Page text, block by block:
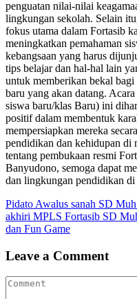
penguatan nilai-nilai
lingkungan sekolah. Selain
fokus utama dalam Fortasib
meningkatkan pemahaman
kebangsaan yang harus
tips belajar dan hal-hal lain
untuk memberikan bekal bagi
baru yang akan datang.
siswa baru/klas Baru) ini
positif dalam membentuk
mempersiapkan mereka
pendidikan dan kehidupan di
tentang pembukaan resmi
Banyudono, semoga dapat
dan lingkungan pendidikan
Post
navigation
Pidato Awalus sanah SD
akhiri MPLS Fortasib SD
dan Fun Game
Leave a Comment